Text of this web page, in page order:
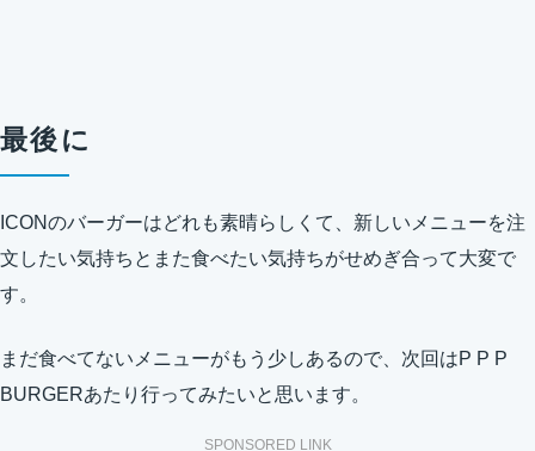
最後に
ICONのバーガーはどれも素晴らしくて、新しいメニューを注
文したい気持ちとまた食べたい気持ちがせめぎ合って大変で
す。
まだ食べてないメニューがもう少しあるので、次回はP P P
BURGERあたり行ってみたいと思います。
SPONSORED LINK